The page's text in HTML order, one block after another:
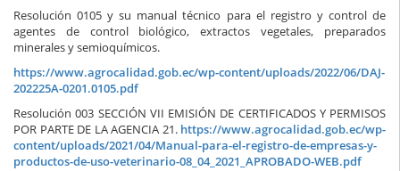
Resolución 0105 y su manual técnico para el registro y control de
agentes de control biológico, extractos vegetales, preparados
minerales y semioquímicos.
https://www.agrocalidad.gob.ec/wp-content/uploads/2022/06/DAJ-
202225A-0201.0105.pdf
Resolución 003 SECCIÓN VII EMISIÓN DE CERTIFICADOS Y PERMISOS
POR PARTE DE LA AGENCIA 21. https://www.agrocalidad.gob.ec/wp-
content/uploads/2021/04/Manual-para-el-registro-de-empresas-y-
productos-de-uso-veterinario-08_04_2021_APROBADO-WEB.pdf